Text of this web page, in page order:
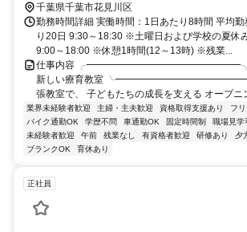
千葉県千葉市花見川区
勤務時間詳細 実働時間：1日あたり8時間 平均
り20日 9:30～18:30 ※土曜日および学校の夏休
9:00～18:00 ※休憩1時間(12～13時) ※残業...
仕事内容 ╭━━━━━━━━━━━━━━━━╮
新しい療育教室
張教室で、 子どもたちの成長を支える オープニ
業界未経験者歓迎 主婦・主夫歓迎 資格取得支援あり
フ
バイク通勤OK
学歴不問 車通勤OK 固定時間制 職場見学
未経験者歓迎
午前 残業なし 有資格者歓迎 研修あり 夕
ブランクOK
育休あり
正社員